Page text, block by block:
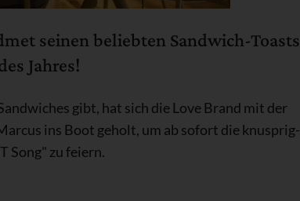
seinen beliebten Sandwich-Toasts
Jahres!
gibt, hat sich die Love Brand mit der
ins Boot geholt, um ab sofort die knusprig-
Song" zu feiern.